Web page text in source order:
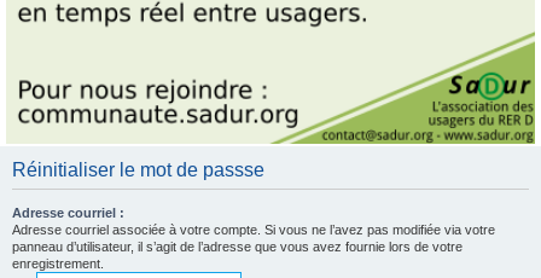
Réinitialiser le mot de passse
Adresse courriel :
Adresse courriel associée à votre compte. Si vous ne l’avez pas modifiée via votre
panneau d’utilisateur, il s’agit de l’adresse que vous avez fournie lors de votre
enregistrement.